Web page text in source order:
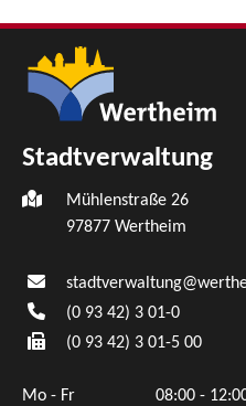
Stadtverwaltung
Mühlenstraße 26
97877 Wertheim
(0 93 42) 3 01-0
(0 93 42) 3 01-5 00
Mo - Fr
08:00 -